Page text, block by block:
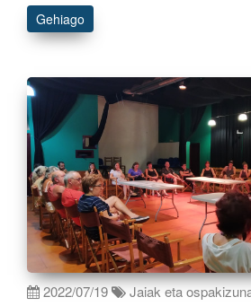
Gehiago
2022/07/19 Jaiak eta